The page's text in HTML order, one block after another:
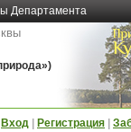
Департамента
Вход Регистрация